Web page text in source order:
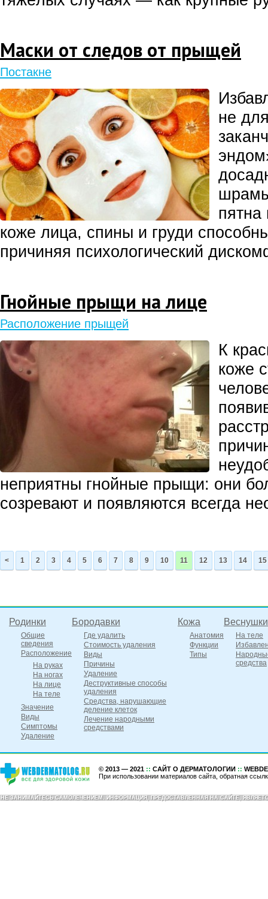
Маски от следов от прыщей
Постакне
не
пятна
коже лица, спины и груди
причиняя психологический
Гнойные прыщи на лице
Расположение прыщей
К
коже
неприятны гнойные прыщи: они
созревают и появляются всегда
< 1 2 3 4 5 6 7 8 9 10 11 12 13 14 15
Родинки
Общие
сведения
Расположение
На руках
На ногах
На лице
На теле
Значение
Виды
Симптомы
Удаление
Бородавки
Где удалить
Стоимость удаления
Виды
Причины
Удаление
Деструктивные способы
удаления
Средства, нарушающие
деление клеток
Лечение народными
средствами
Кожа
Анатомия
Функции
Типы
Веснушки
На теле
средства
© 2013 — 2021 :: САЙТ О ДЕРМАТОЛОГИИ ::
При использовании материалов сайта, обратная
НЕ ЗАНИМАЙТЕСЬ САМОЛЕЧЕНИЕМ. ИНФОРМАЦИЯ, ПРЕДОСТАВЛЕННАЯ НА САЙТЕ,